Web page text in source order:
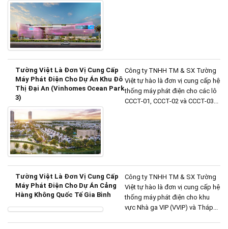
Tường Việt Là Đơn Vị Cung Cấp
Máy Phát Điện Cho Dự Án Khu Đô
Thị Đại An (Vinhomes Ocean Park
3)
Công ty TNHH TM & SX Tường
Việt tự hào là đơn vị cung cấp hệ
thống máy phát điện cho các lô
CCCT-01, CCCT-02 và CCCT-03...
Tường Việt Là Đơn Vị Cung Cấp
Máy Phát Điện Cho Dự Án Cảng
Hàng Không Quốc Tế Gia Bình
Công ty TNHH TM & SX Tường
Việt tự hào là đơn vị cung cấp hệ
thống máy phát điện cho khu
vực Nhà ga VIP (VVIP) và Tháp...